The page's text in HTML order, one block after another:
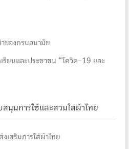
ำของกรมอนามัย
รียนและประชาชน “โควิด-19 และ
นุนการใช้และสวมใส่ผ้าไทย
เสริมการใส่ผ้าไทย